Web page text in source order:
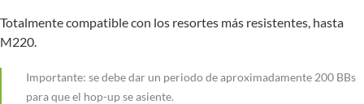
Totalmente compatible con los resortes más resistentes, hasta
M220.
Importante: se debe dar un periodo de aproximadamente 200 BBs
para que el hop-up se asiente.